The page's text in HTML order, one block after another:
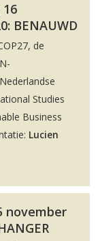
BENAUWD
de
Studies
Business
Lucien
november